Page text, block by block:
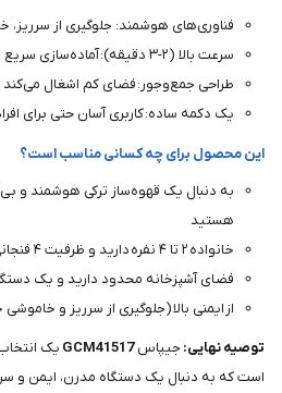
فناوری‌های هوشمند: جلوگیری از سرریز،
سرعت بالا (۲-۳ دقیقه): آماده‌سازی سریع برای صبح‌های شلوغ
طراحی جمع‌وجور: فضای کم اشغال
یک دکمه ساده: کاربری آسان حتی برای
این محصول برای چه کسانی مناسب است؟
به دنبال یک قهوه‌ساز ترکی هوشمند و
هستید
خانواده ۲ تا ۴ نفره دارید و ظرفیت ۴ فنجانی برایتان مناسب است
فضای آشپزخانه محدود دارید و یک
از ایمنی بالا (جلوگیری از سرریز و
توصیه نهایی: جیپاسGCM41517 یک
است که به دنبال یک دستگاه مدرن، ایمن و